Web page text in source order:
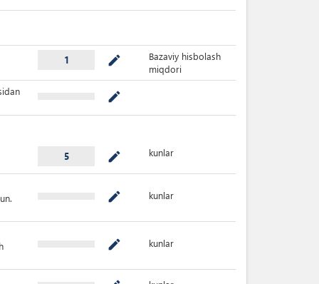
1 mode_edit
Bazaviy hisbolash
miqdori
mode_edit
5 mode_edit kunlar
mode_edit kunlar
mode_edit kunlar